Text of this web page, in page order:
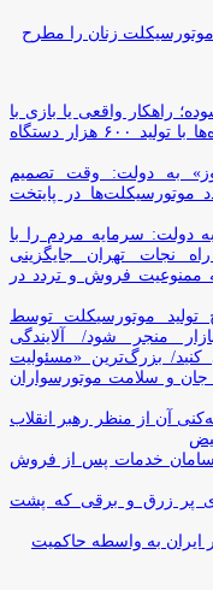
زنان را مطرح
راهکار واقعی یا بازی با
منابع کشور؟ / جایگزینی کامل فرسوده‌ها با تولید ۶۰۰ هزار دستگاه
به دولت: وقت تصمیم
در پایتخت
دولت: سرمایه مردم را با
نجات تهران جایگزینی
ممنوعیت فروش و تردد در
تولید موتورسیکلت توسط
منجر شود/ آلایندگی
بزرگ‌ترین «مسئولیت
جان و سلامت موتورسواران
آن از منظر رهبر انقلاب
خدمات پس از فروش
پر زرق‌ و برقی که پشت
ایران به واسطه حاکمیت